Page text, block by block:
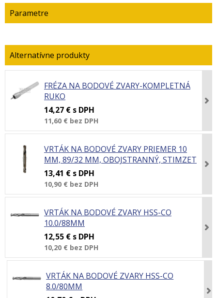
Parametre
FRÉZA NA BODOVÉ ZVARY-KOMPLETNÁ
RUKO
14,27 € s DPH
11,60 € bez DPH
VRTÁK NA BODOVÉ ZVARY PRIEMER 10
MM, 89/32 MM, OBOJSTRANNÝ, STIMZET
13,41 € s DPH
10,90 € bez DPH
VRTÁK NA BODOVÉ ZVARY HSS-CO
10.0/88MM
12,55 € s DPH
10,20 € bez DPH
VRTÁK NA BODOVÉ ZVARY HSS-CO
8.0/80MM